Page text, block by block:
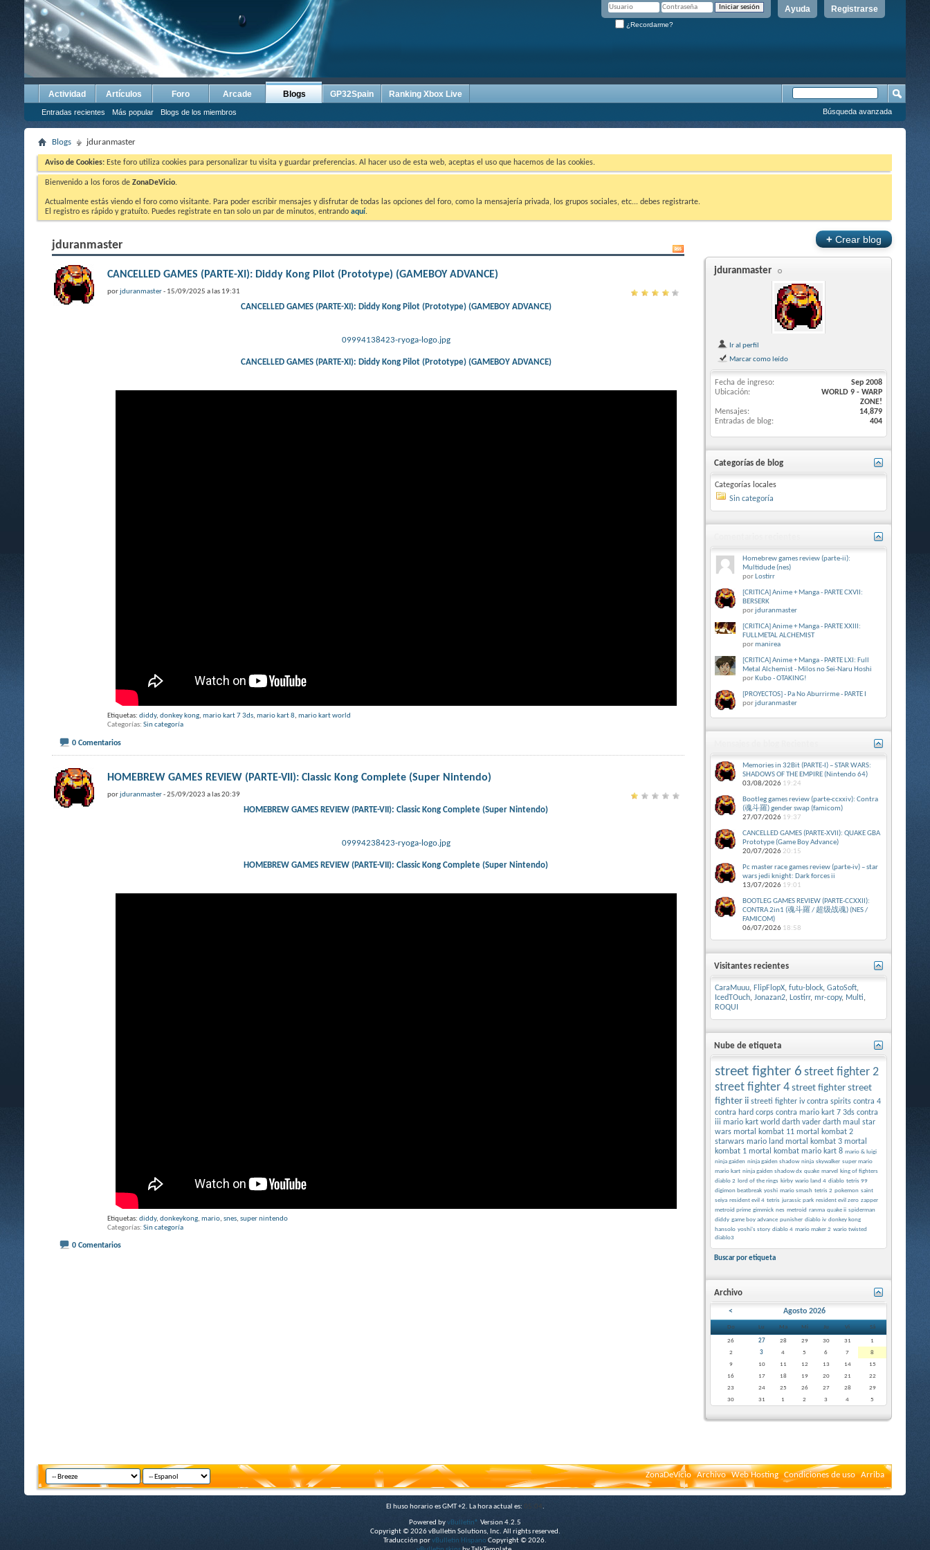
Registrarse
Ayuda
¿Recordarme?
Actividad Artículos Foro Arcade Blogs
Entradas recientes Más popular Blogs de los miembros
GP32Spain Ranking Xbox Live
Búsqueda avanzada
Blogs jduranmaster
Aviso de Cookies: Este foro utiliza cookies para personalizar tu visita y guardar preferencias. Al hacer uso de esta web, aceptas el uso que hacemos de las cookies.
Bienvenido a los foros de ZonaDeVicio.
Actualmente estás viendo el foro como visitante. Para poder escribir mensajes y disfrutar de todas las opciones del foro, como la mensajería privada, los grupos sociales, etc... debes registrarte.
El registro es rápido y gratuíto. Puedes registrate en tan solo un par de minutos, entrando aquí.
jduranmaster
CANCELLED GAMES (PARTE-XI): Diddy Kong Pilot (Prototype) (GAMEBOY ADVANCE)
porjduranmaster- 15/09/2025 a las 19:31
CANCELLED GAMES (PARTE-XI): Diddy Kong Pilot (Prototype) (GAMEBOY ADVANCE)
09994138423-ryoga-logo.jpg
CANCELLED GAMES (PARTE-XI): Diddy Kong Pilot (Prototype) (GAMEBOY ADVANCE)
Etiquetas: diddy, donkey kong, mario kart 7 3ds, mario kart 8, mario kart world
Categorías Sin categoría
0 Comentarios
HOMEBREW GAMES REVIEW (PARTE-VII): Classic Kong Complete (Super Nintendo)
porjduranmaster- 25/09/2023 a las 20:39
HOMEBREW GAMES REVIEW (PARTE-VII): Classic Kong Complete (Super Nintendo)
09994238423-ryoga-logo.jpg
HOMEBREW GAMES REVIEW (PARTE-VII): Classic Kong Complete (Super Nintendo)
Etiquetas: diddy, donkeykong, mario, snes, super nintendo
Categorías Sin categoría
0 Comentarios
+Crear blog
jduranmaster
Ir al perfil
Marcar como leído
Fecha de ingreso
Sep 2008
Ubicación
WORLD 9 - WARP
ZONE!
Mensajes
14,879
Entradas de blog
404
Categorías de blog
Categorías locales
Sin categoría
Homebrew games review (parte-ii):
Multidude (nes)
por Lostirr
[CRITICA] Anime + Manga - PARTE CXVII:
BERSERK
porjduranmaster
[CRITICA] Anime + Manga - PARTE XXIII:
FULLMETAL ALCHEMIST
pormanirea
[CRITICA] Anime + Manga - PARTE LXI: Full
Metal Alchemist - Milos no Sei-Naru Hoshi
por Kubo - OTAKING!
[PROYECTOS] - Pa No Aburrirme - PARTE I
porjduranmaster
Memories in 32Bit (PARTE-I) – STAR WARS:
SHADOWS OF THE EMPIRE (Nintendo 64)
03/08/2026 19:24
Bootleg games review (parte-ccxxiv): Contra
(魂斗羅) gender swap (famicom)
27/07/2026 19:37
CANCELLED GAMES (PARTE-XVII): QUAKE GBA
Prototype (Game Boy Advance)
20/07/2026 20:15
Pc master race games review (parte-iv) – star
wars jedi knight: Dark forces ii
13/07/2026 19:01
BOOTLEG GAMES REVIEW (PARTE-CCXXII):
CONTRA 2in1 (魂斗羅 / 超级战魂) (NES /
FAMICOM)
06/07/2026 18:58
Visitantes recientes
CaraMuuu, FlipFlopX, futu-block, GatoSoft,
IcedTOuch, Jonazan2, Lostirr, mr-copy, Multi,
ROQUI
Nube de etiqueta
street fighter 6 street fighter 2
street fighter 4 street fighter street
fighter ii streeti fighter iv contra spirits contra 4
contra hard corps contra mario kart 7 3ds contra
iii mario kart world darth vader darth maul star
wars mortal kombat 11 mortal kombat 2
starwars mario land mortal kombat 3 mortal
kombat 1 mortal kombat mario kart 8 mario & luigi
ninja gaiden ninja gaiden shadow ninja skywalker super mario
mario kart ninja gaiden shadow dx quake marvel
king of fighters
diablo 2
lord of the rings kirby wario land 4 diablo tetris 99
digimon beatbreak yoshi mario smash tetris 2 pokemon saint
seiya resident evil 4 tetris jurassic park resident evil zero zapper
metroid prime gimmick nes metroid ranma quake ii spiderman
diddy game boy advance punisher diablo iv donkey kong
hansolo yoshi's story diablo 4 mario maker 2 wario twisted
diablo3
Buscar por etiqueta
Archivo
< Agosto 2026
Do Lu Ma Mi Ju Vi Sá
26 27 28 29 30 31
1
2
3 4 5 6 7
8
9
10 11 12 13 14
15
16
17 18 19 20 21
22
23
24 25 26 27 28
29
30
31 1 2 3 4 5
ZonaDeVicio Archivo Web Hosting Condiciones de uso Arriba
El huso horario es GMT +2. La hora actual es: 05:04 .
Powered byvBulletin® Version 4.2.5
Copyright © 2026 vBulletin Solutions, Inc. All rights reserved.
Traducción porvBulletin Hispano Copyright © 2026.